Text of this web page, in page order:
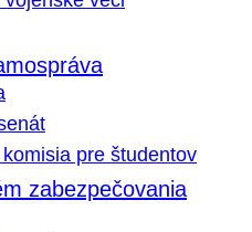
pre študentov
zabezpečovania